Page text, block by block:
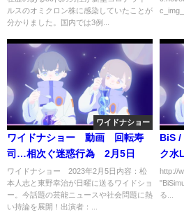
ルスのオミクロン株に感染していたことが
分かりました。国内では3例...
ワイドナショー
ワイドナショー 動画 回転寿
司…相次ぐ迷惑行為 2月5日
ワイドナショー 2023年2月5日内容：松
本人志と東野幸治が日曜に送るワイドショ
ー。今話題の芸能ニュースや社会問題に熱
い持論を展開！出演者：...
BiS /
ク水
http://
る...